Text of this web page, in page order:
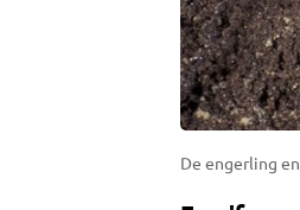
De engerling